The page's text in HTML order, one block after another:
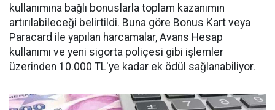
kullanımına bağlı bonuslarla toplam kazanımın
artırılabileceği belirtildi. Buna göre Bonus Kart veya
Paracard ile yapılan harcamalar, Avans Hesap
kullanımı ve yeni sigorta poliçesi gibi işlemler
üzerinden 10.000 TL'ye kadar ek ödül sağlanabiliyor.